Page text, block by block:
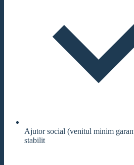
Ajutor social (venitul minim
stabilit